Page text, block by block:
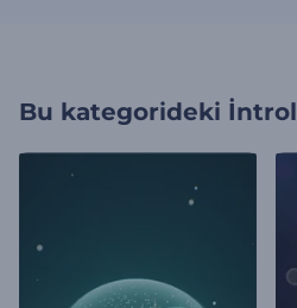
Bu kategorideki